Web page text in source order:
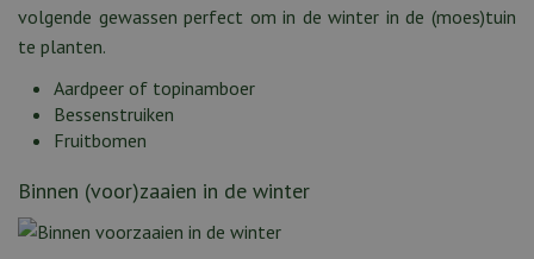
volgende gewassen perfect om in de winter in de (moes)tuin
te planten.
Aardpeer of topinamboer
Bessenstruiken
Fruitbomen
Binnen (voor)zaaien in de winter